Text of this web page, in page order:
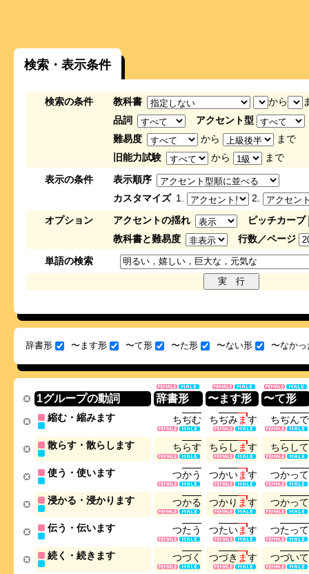
検索・表示条件
検索の条件 教科書 から
品詞
アクセント型
難易度
から
まで
旧能力試験
から
まで
表示の条件
表示順序
カスタマイズ 1.
2.
オプション
アクセントの揺れ
ピッチカーブ
教科書と難易度
行数／ページ
単語の検索
辞書形 〜ます形 〜て形 〜た形 〜ない形 〜なかっ
1グループの動詞 辞書形 〜ます形 〜て形
縮む・縮みます ちぢむ ちぢみます ちぢんで
散らす・散らします ちらす ちら し ます ちら して
使う・使います つかう つかいます つかって
浸かる・浸かります つかる つかり ます つかって
伝う・伝います つたう つたいます つたって
続く・続きます つづく つづき ます つづいて